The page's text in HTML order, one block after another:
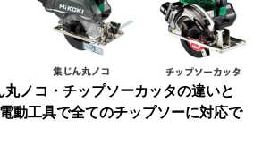
丸ノコ・チップソーカッタの違いと
動工具で全てのチップソーに対応で